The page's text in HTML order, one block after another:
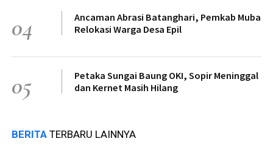
04
Ancaman Abrasi Batanghari, Pemkab Muba
Relokasi Warga Desa Epil
05
Petaka Sungai Baung OKI, Sopir Meninggal
dan Kernet Masih Hilang
BERITA TERBARU LAINNYA